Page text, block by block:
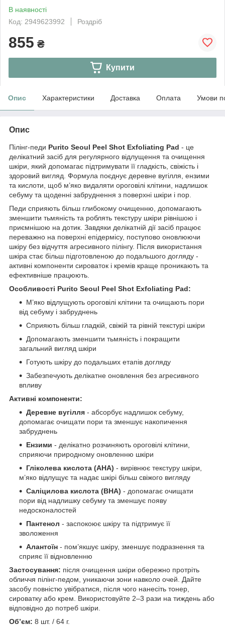
В наявності
Код: 2949623992
Роздріб
855 ₴
Купити
Опис Характеристики Доставка Оплата Умови
Опис
Пілінг-педи Purito Seoul Peel Shot Exfoliating Pad - це
делікатний засіб для регулярного відлущення та очищення
шкіри, який допомагає підтримувати її гладкість, свіжість і
здоровий вигляд. Формула поєднує деревне вугілля, ензими
та кислоти, щоб м’яко видаляти ороговілі клітини, надлишок
себуму та щоденні забруднення з поверхні шкіри і пор.
Педи сприяють більш глибокому очищенню, допомагають
зменшити тьмяність та роблять текстуру шкіри рівнішою і
приємнішою на дотик. Завдяки делікатній дії засіб працює
переважно на поверхні епідермісу, поступово оновлюючи
шкіру без відчуття агресивного пілінгу. Після використання
шкіра стає більш підготовленою до подальшого догляду -
активні компоненти сироваток і кремів краще проникають та
ефективніше працюють.
Особливості Purito Seoul Peel Shot Exfoliating Pad:
М’яко відлущують ороговілі клітини та очищають пори
від себуму і забруднень
Сприяють більш гладкій, свіжій та рівній текстурі шкіри
Допомагають зменшити тьмяність і покращити
загальний вигляд шкіри
Готують шкіру до подальших етапів догляду
Забезпечують делікатне оновлення без агресивного
впливу
Активні компоненти:
Деревне вугілля - абсорбує надлишок себуму,
допомагає очищати пори та зменшує накопичення
забруднень
Ензими - делікатно розчиняють ороговілі клітини,
сприяючи природному оновленню шкіри
Гліколева кислота (AHA) - вирівнює текстуру шкіри,
м’яко відлущує та надає шкірі більш свіжого вигляду
Саліцилова кислота (BHA) - допомагає очищати
пори від надлишку себуму та зменшує появу
недосконалостей
Пантенол - заспокоює шкіру та підтримує її
зволоження
Алантоїн - пом’якшує шкіру, зменшує подразнення та
сприяє її відновленню
Застосування: після очищення шкіри обережно протріть
обличчя пілінг-педом, уникаючи зони навколо очей. Дайте
засобу повністю увібратися, після чого нанесіть тонер,
сироватку або крем. Використовуйте 2–3 рази на тиждень або
відповідно до потреб шкіри.
Об’єм: 8 шт. / 64 г.